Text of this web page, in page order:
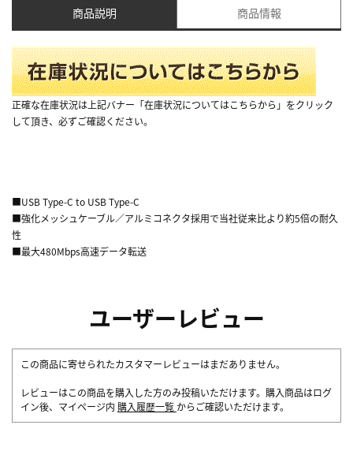
商品説明 商品情報
正確な在庫状況は上記バナー「在庫状況についてはこちらから」をクリック
して頂き、必ずご確認ください。
■USB Type-C to USB Type-C
■強化メッシュケーブル／アルミコネクタ採用で当社従来比より約5倍の耐久
性
■最大480Mbps高速データ転送
ユーザーレビュー
この商品に寄せられたカスタマーレビューはまだありません。
レビューはこの商品を購入した方のみ投稿いただけます。購入商品はログ
イン後、マイページ内 購入履歴一覧 からご確認いただけます。